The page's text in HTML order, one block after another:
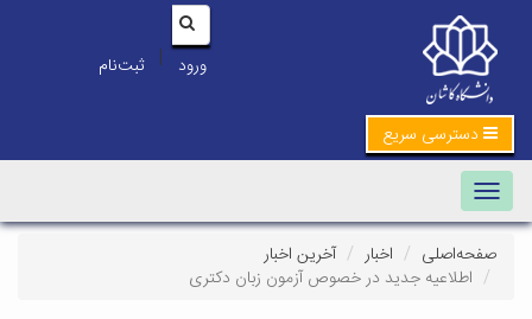
ورود | ثبت‌نام
دسترسی سریع
Toggle navigation
صفحه‌اصلی اخبار
آخرین اخبار
اطلاعیه جدید در خصوص آزمون زبان دکتری